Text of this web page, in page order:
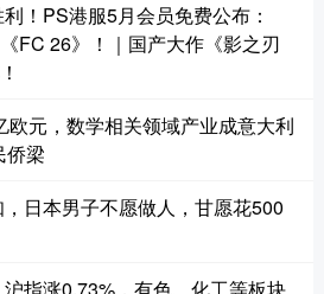
！PS港服5月会员免费公布：
FC 26》！｜国产大作《影之刃
欧元，数学相关领域产业成意大利
侨梁
日本男子不愿做人，甘愿花500